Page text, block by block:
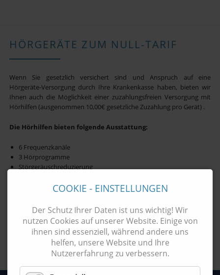
HÖRGERÄTE ZUM NULL-TARIF
Wenn Sie gesetzlich versichert sind und Anspruch auf eine
Hörgeräte-Versorgung durch Ihre Krankenkasse haben, bieten wir
Ihnen auch die Möglichkeit einer zuzahlungsfreien Versorgung mit
Hörhilfen (ausgenommen 10,00€ gesetzliche Zuzahlung pro Gerät) .
Die Hörhilfen bieten folgende Ausstattung:
6 Frequenzkanäle
3 Hörprogramme
Störgeräuschreduzierung
RichtmikrofonCOOKIE - EINSTELLUNGEN
Der Schutz Ihrer Daten ist uns wichtig! Wir
nutzen Cookies auf unserer Website. Einige von
ihnen sind essenziell, während andere uns
helfen, unsere Website und Ihre
Nutzererfahrung zu verbessern.